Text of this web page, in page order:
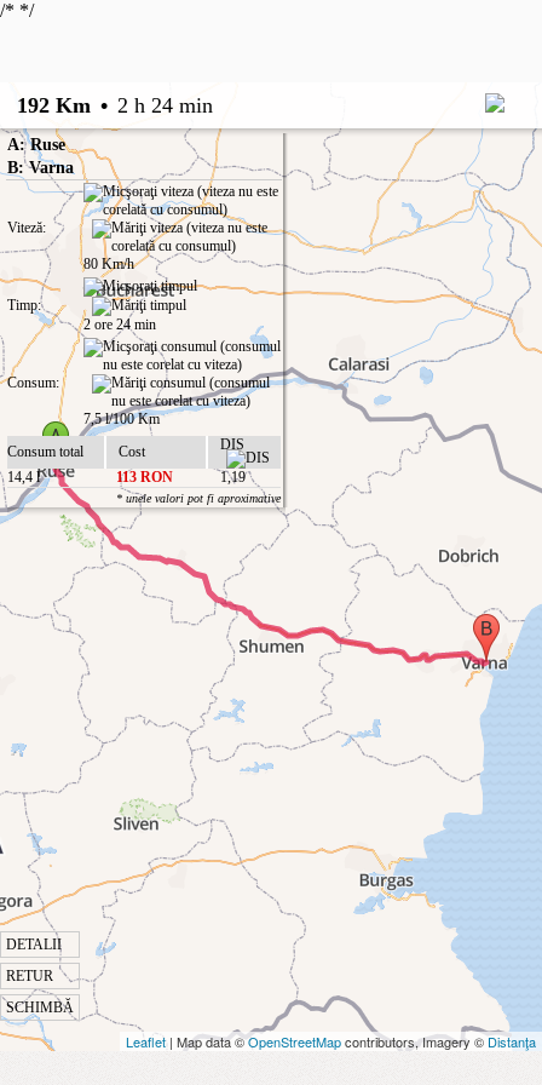
/* */
192 Km • 2 h 24 min
DETALII
RETUR
SCHIMBĂ
A: Ruse
B: Varna
Viteză:
80 Km/h
Timp:
2 ore 24 min
Consum:
7,5 l/100 Km
Consum total
Cost
DIS
14,4 l
113 RON 1,19
* unele valori pot fi aproximative